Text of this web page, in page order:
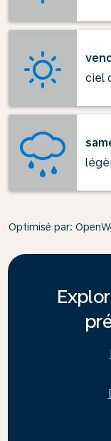
ciel
Optimisé par: